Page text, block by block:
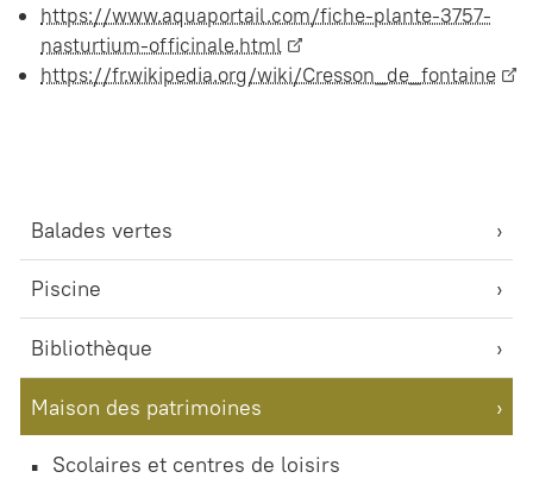
Balades vertes
Piscine
Bibliothèque
Maison des patrimoines
Scolaires et centres de loisirs
https://www.aquaportail.com/fiche-plante-3757-
nasturtium-officinale.html
https://fr.wikipedia.org/wiki/Cresson_de_fontaine